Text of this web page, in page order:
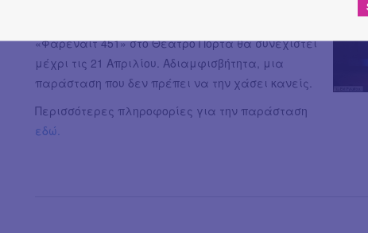
«Φαρενάιτ 451» στο Θέατρο Πόρτα θα συνεχιστεί
μέχρι τις 21 Απριλίου. Αδιαμφισβήτητα, μια
παράσταση που δεν πρέπει να την χάσει κανείς.
Περισσότερες πληροφορίες για την παράσταση
εδώ.